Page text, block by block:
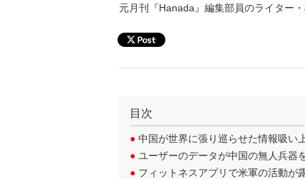
元月刊『Hanada』編集部員のライター
目次
● 中国が世界に張り巡らせた情報吸い
● ユーザーのデータが中国の無人兵器
● フィットネスアプリで米軍の活動が